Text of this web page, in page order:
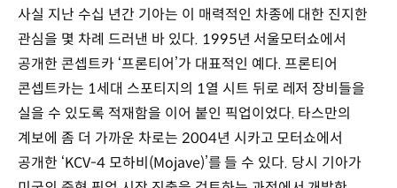
사실 지난 수십 년간 기아는 이 매력적인 차종에 대한 진지한
관심을 몇 차례 드러낸 바 있다. 1995년 서울모터쇼에서
공개한 콘셉트카 ‘프론티어’가 대표적인 예다. 프론티어
콘셉트카는 1세대 스포티지의 1열 시트 뒤로 레저 장비들을
실을 수 있도록 적재함을 이어 붙인 픽업이었다. 타스만의
계보에 좀 더 가까운 차로는 2004년 시카고 모터쇼에서
공개한 ‘KCV-4 모하비(Mojave)’를 들 수 있다. 당시 기아가